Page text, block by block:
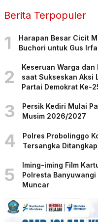
Berita Terpopuler
1
Harapan Besar Cicit
Buchori untuk Gus
2
Keseruan Warga dan
saat Sukseskan Aksi
Partai Demokrat Ke-
3
Persik Kediri Mulai
Musim 2026/2027
4
Polres Probolinggo
Tersangka Ditangkap
5
Iming-iming Film
Polresta
Muncar